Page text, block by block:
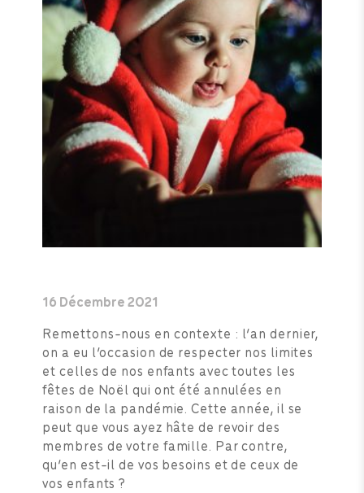
16 Décembre 2021
Remettons-nous en contexte : l’an dernier,
on a eu l’occasion de respecter nos limites
et celles de nos enfants avec toutes les
fêtes de Noël qui ont été annulées en
raison de la pandémie. Cette année, il se
peut que vous ayez hâte de revoir des
membres de votre famille. Par contre,
qu’en est-il de vos besoins et de ceux de
vos enfants ?